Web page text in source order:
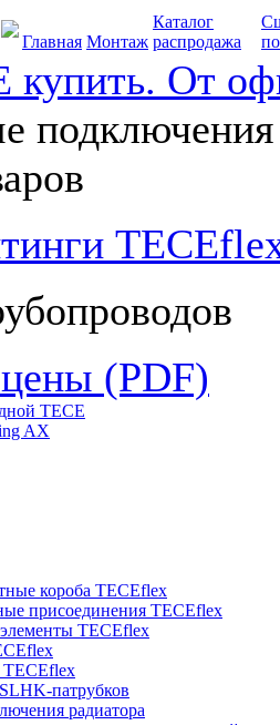
Главная Монтаж
Каталог
распродажа
купить. От
(PDF)
ТЕСЕ
AX
короба TECEflex
присоединения TECEflex
TECEflex
TECEflex
патрубков
радиатора